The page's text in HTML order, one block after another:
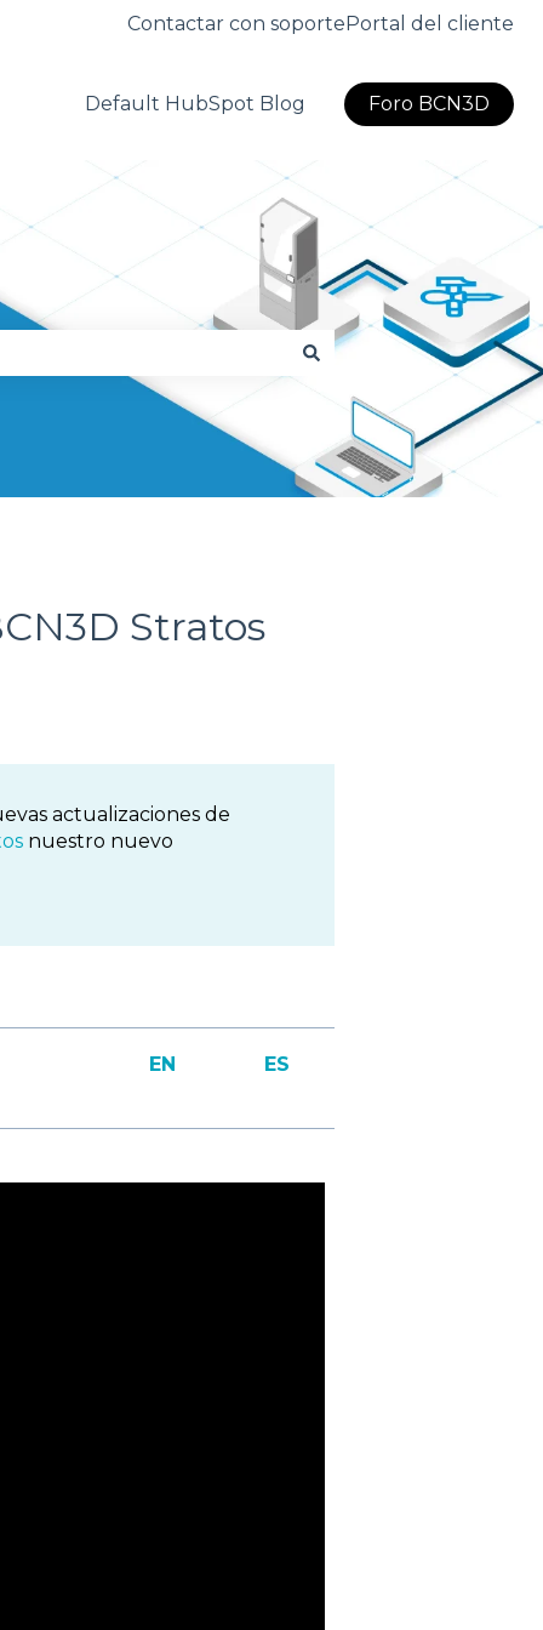
Contactar con soportePortal del cliente
Default HubSpot Blog Foro BCN3D
Stratos
actualizaciones de
nuestro nuevo
EN ES